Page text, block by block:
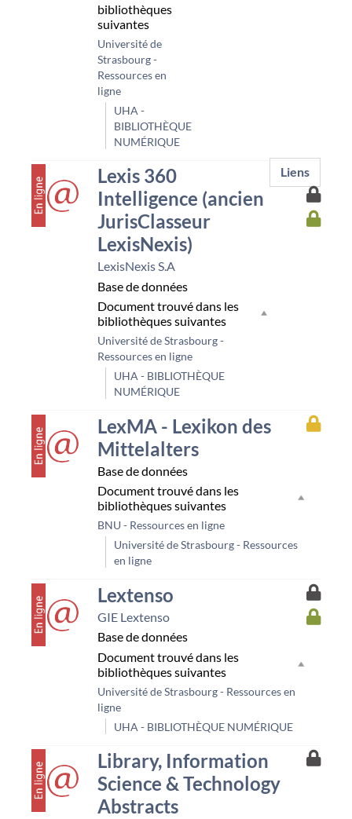
bibliothèques
suivantes
Université de
Strasbourg -
Ressources en
ligne
UHA -
BIBLIOTHÈQUE
NUMÉRIQUE
Lexis 360
Intelligence (ancien
JurisClasseur
LexisNexis)
LexisNexis S.A
Base de données
Document trouvé dans les
bibliothèques suivantes
Université de Strasbourg -
Ressources en ligne
UHA - BIBLIOTHÈQUE
NUMÉRIQUE
Liens
Accès
à
laAccès
à
LexMA - Lexikon des
Mittelalters
Base de données
Document trouvé dans les
bibliothèques suivantes
BNU - Ressources en ligne
Université de Strasbourg - Ressources
en ligne
Accès
à
Lextenso
GIE Lextenso
Base de données
Document trouvé dans les
bibliothèques suivantes
Université de Strasbourg - Ressources en
ligne
UHA - BIBLIOTHÈQUE NUMÉRIQUE
Accès
à
laAccès
à
Library, Information
Science & Technology
Abstracts
Accès
à